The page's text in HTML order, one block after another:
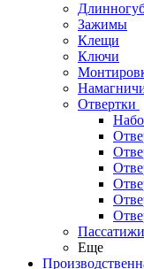
Зажимы
Клещи
Ключи
Отвертки
Пассатижи
Еще